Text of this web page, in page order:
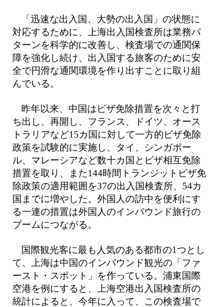
「迅速な出入国、大勢の出入国」の状態に
対応するために、上海出入国検査所は業務パ
ターンを科学的に改善し、検査場での通関保
障を強化し続け、出入国する旅客のために安
全で円滑な通関環境を作り出すことに取り組
んでいる。
昨年以来、中国はビザ免除措置を次々と打
ち出し、再開し、フランス、ドイツ、オース
トラリアなど15カ国に対して一方的ビザ免除
政策を試験的に実施し、タイ、シンガポー
ル、マレーシアなど数十カ国とビザ相互免除
措置を取り、また144時間トランジットビザ免
除政策の適用範囲を37の出入国検査所、54カ
国までに増やした。外国人の訪中を便利にす
る一連の措置は外国人のインバウンド旅行の
ブームにつながる。
国際観光客に最も人気のある都市の1つとし
て、上海は中国のインバウンド観光の「ファ
ースト・スポット」を作っている。浦東国際
空港を例にすると、上海空港出入国検査所の
統計によると、今年に入って、この検査場で